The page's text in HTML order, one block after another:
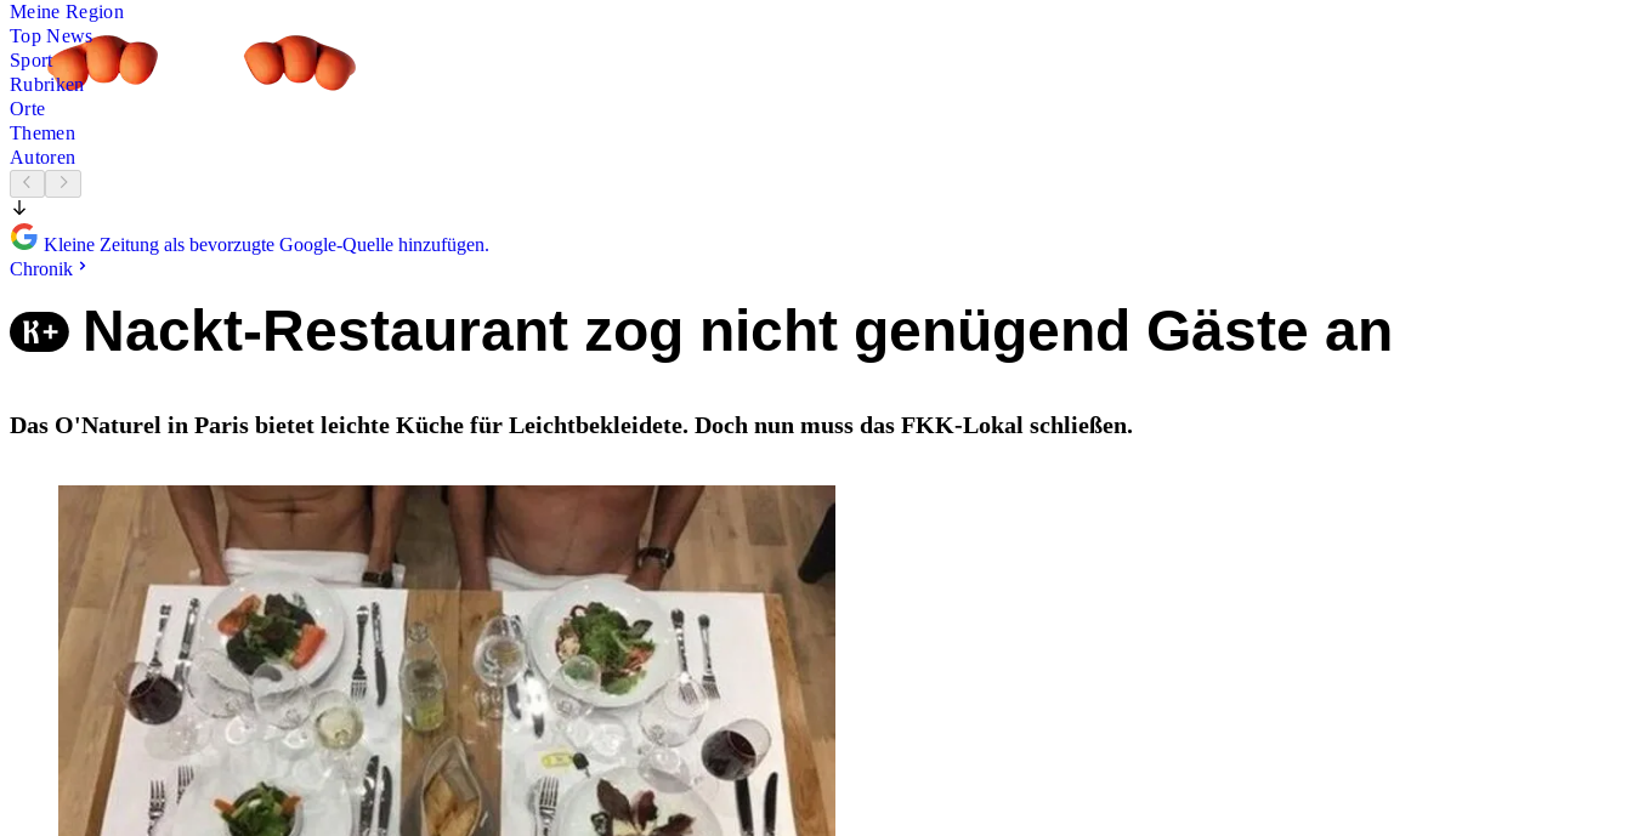
Meine Region
Top News
Sport
Rubriken
Orte
Themen
Autoren
Kleine Zeitung als bevorzugte Google-Quelle hinzufügen.
Chronik
Nackt-Restaurant zog nicht genügend Gäste an
Das O'Naturel in Paris bietet leichte Küche für Leichtbekleidete. Doch nun muss das FKK-Lokal schließen.